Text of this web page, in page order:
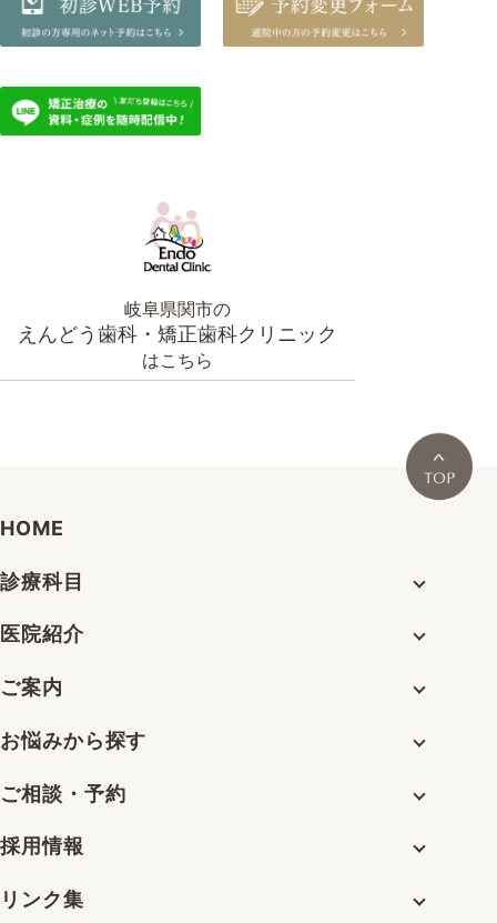
岐阜県関市の
えんどう歯科・矯正歯科クリニック
はこちら
HOME
診療科目
医院紹介
ご案内
お悩みから探す
ご相談・予約
採用情報
リンク集